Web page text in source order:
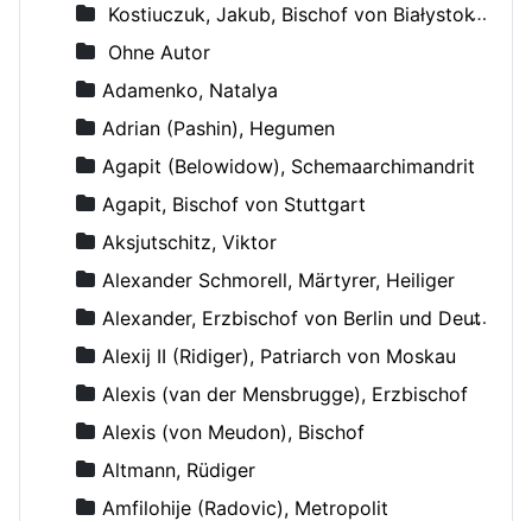
Kostiuczuk, Jakub, Bischof von Białystok und Gdańsk
Ohne Autor
Adamenko, Natalya
Adrian (Pashin), Hegumen
Agapit (Belowidow), Schemaarchimandrit
Agapit, Bischof von Stuttgart
Aksjutschitz, Viktor
Alexander Schmorell, Märtyrer, Heiliger
Alexander, Erzbischof von Berlin und Deutschland
Alexij II (Ridiger), Patriarch von Moskau
Alexis (van der Mensbrugge), Erzbischof
Alexis (von Meudon), Bischof
Altmann, Rüdiger
Amfilohije (Radovic), Metropolit